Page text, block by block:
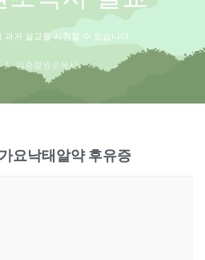
과거 설교를 시청할 수 있습니다.
/ 김충렬원로목사
요낙­태알약 후유증